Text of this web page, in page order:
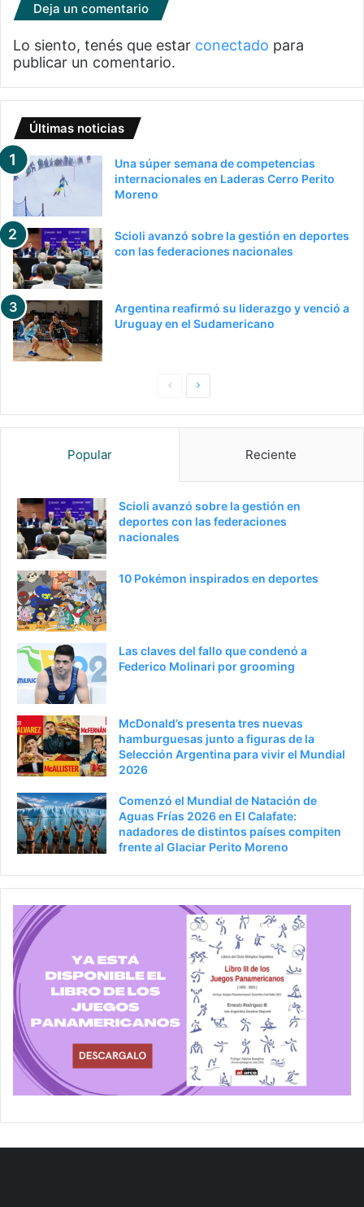
Deja un comentario
Lo siento, tenés que estar conectado para
publicar un comentario.
Últimas noticias
Una súper semana de competencias
internacionales en Laderas Cerro Perito
Moreno
Scioli avanzó sobre la gestión en deportes
con las federaciones nacionales
Argentina reafirmó su liderazgo y venció a
Uruguay en el Sudamericano
PaginaSiguiente
Popular Reciente
Scioli avanzó sobre la gestión en
deportes con las federaciones
nacionales
10 Pokémon inspirados en deportes
Las claves del fallo que condenó a
Federico Molinari por grooming
McDonald’s presenta tres nuevas
hamburguesas junto a figuras de la
Selección Argentina para vivir el Mundial
2026
Comenzó el Mundial de Natación de
Aguas Frías 2026 en El Calafate:
nadadores de distintos países compiten
frente al Glaciar Perito Moreno